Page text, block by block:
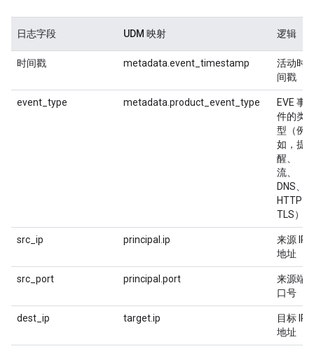
日志字段 UDM 映射 逻辑
时间戳 metadata.event_timestamp
活动时
间戳
event_type metadata.product_event_type
EVE 事
件的类
型（例
如，提
醒、
流、
DNS、
HTTP、
TLS）
src_ip principal.ip
来源 IP
地址
src_port principal.port
来源端
口号
dest_ip target.ip
目标 IP
地址